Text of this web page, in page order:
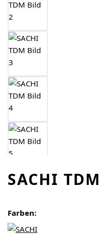
SACHI TDM
Farben: